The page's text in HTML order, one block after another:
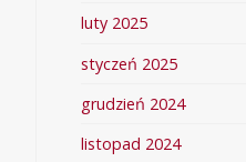
luty 2025
styczeń 2025
grudzień 2024
listopad 2024